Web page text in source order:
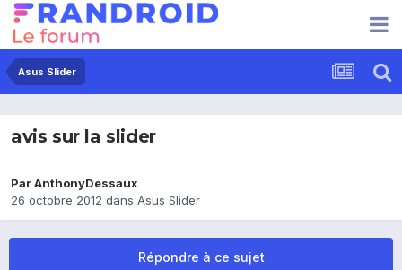
Asus Slider
avis sur la slider
ParAnthonyDessaux
26 octobre 2012 dans Asus Slider
Répondre à ce sujet